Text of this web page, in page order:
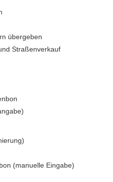
übergeben
Straßenverkauf
(manuelle Eingabe)